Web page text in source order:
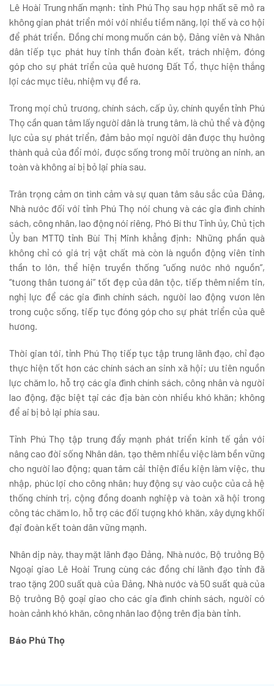
Lê Hoài Trung nhấn mạnh: tỉnh Phú Thọ sau hợp nhất sẽ mở ra
không gian phát triển mới với nhiều tiềm năng, lợi thế và cơ hội
để phát triển. Đồng chí mong muốn cán bộ, Đảng viên và Nhân
dân tiếp tục phát huy tinh thần đoàn kết, trách nhiệm, đóng
góp cho sự phát triển của quê hương Đất Tổ, thực hiện thắng
lợi các mục tiêu, nhiệm vụ đề ra.
Trong mọi chủ trương, chính sách, cấp ủy, chính quyền tỉnh Phú
Thọ cần quan tâm lấy người dân là trung tâm, là chủ thể và động
lực của sự phát triển, đảm bảo mọi người dân được thụ hưởng
thành quả của đổi mới, được sống trong môi trường an ninh, an
toàn và không ai bị bỏ lại phía sau.
Trân trọng cảm ơn tình cảm và sự quan tâm sâu sắc của Đảng,
Nhà nước đối với tỉnh Phú Thọ nói chung và các gia đình chính
sách, công nhân, lao động nói riêng, Phó Bí thư Tỉnh ủy, Chủ tịch
Ủy ban MTTQ tỉnh Bùi Thị Minh khẳng định: Những phần quà
không chỉ có giá trị vật chất mà còn là nguồn động viên tinh
thần to lớn, thể hiện truyền thống “uống nước nhớ nguồn”,
“tương thân tương ái” tốt đẹp của dân tộc, tiếp thêm niềm tin,
nghị lực để các gia đình chính sách, người lao động vươn lên
trong cuộc sống, tiếp tục đóng góp cho sự phát triển của quê
hương.
Thời gian tới, tỉnh Phú Thọ tiếp tục tập trung lãnh đạo, chỉ đạo
thực hiện tốt hơn các chính sách an sinh xã hội; ưu tiên nguồn
lực chăm lo, hỗ trợ các gia đình chính sách, công nhân và người
lao động, đặc biệt tại các địa bàn còn nhiều khó khăn; không
để ai bị bỏ lại phía sau.
Tỉnh Phú Thọ tập trung đẩy mạnh phát triển kinh tế gắn với
nâng cao đời sống Nhân dân, tạo thêm nhiều việc làm bền vững
cho người lao động; quan tâm cải thiện điều kiện làm việc, thu
nhập, phúc lợi cho công nhân; huy động sự vào cuộc của cả hệ
thống chính trị, cộng đồng doanh nghiệp và toàn xã hội trong
công tác chăm lo, hỗ trợ các đối tượng khó khăn, xây dựng khối
đại đoàn kết toàn dân vững mạnh.
Nhân dịp này, thay mặt lãnh đạo Đảng, Nhà nước, Bộ trưởng Bộ
Ngoại giao Lê Hoài Trung cùng các đồng chí lãnh đạo tỉnh đã
trao tặng 200 suất quà của Đảng, Nhà nước và 50 suất quà của
Bộ trưởng Bộ goại giao cho các gia đình chính sách, người có
hoàn cảnh khó khăn, công nhân lao động trên địa bàn tỉnh.
Báo Phú Thọ